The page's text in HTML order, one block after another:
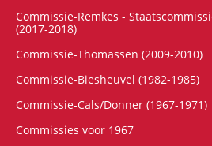
Commissie-Remkes -
(2017-2018)
Commissie-Thomassen (2009-2010)
Commissie-Biesheuvel (1982-1985)
Commissie-Cals/Donner (1967-1971)
Commissies voor 1967